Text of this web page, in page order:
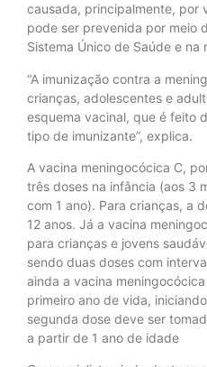
causada, principalmente, por
pode ser prevenida por meio
Sistema Único de Saúde e na
“A imunização contra a
crianças, adolescentes e
esquema vacinal, que é feito
tipo de imunizante”, explica.
A vacina meningocócica C,
três doses na infância (aos 3
com 1 ano). Para crianças, a
12 anos. Já a vacina
para crianças e jovens
sendo duas doses com
ainda a vacina
primeiro ano de vida,
segunda dose deve ser
a partir de 1 ano de idade